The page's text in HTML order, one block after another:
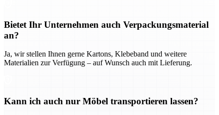
Bietet Ihr Unternehmen auch Verpackungsmaterial
an?
Ja, wir stellen Ihnen gerne Kartons, Klebeband und weitere
Materialien zur Verfügung – auf Wunsch auch mit Lieferung.
Kann ich auch nur Möbel transportieren lassen?